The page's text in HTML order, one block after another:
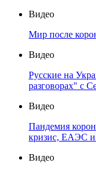
Видео
Мир после
Видео
Русские на
разговорах" с
Видео
Пандемия
кризис, ЕАЭС и
Видео